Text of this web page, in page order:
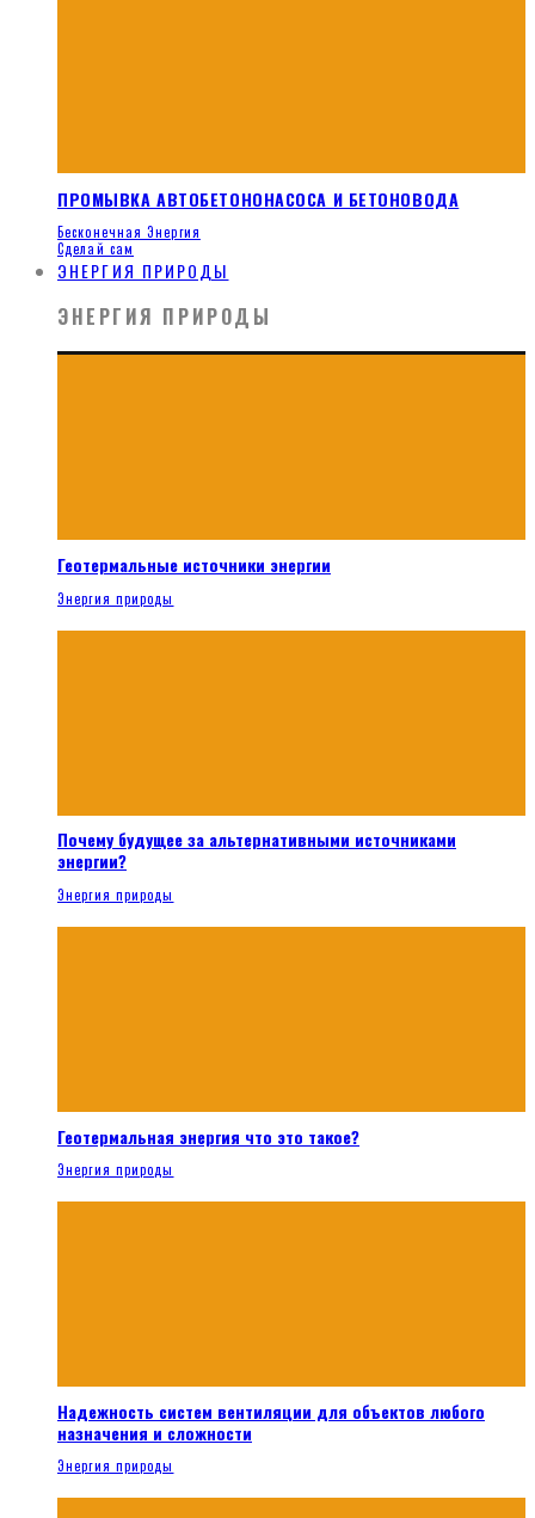
ПРОМЫВКА АВТОБЕТОНОНАСОСА И БЕТОНОВОДА
Бесконечная Энергия
Сделай сам
ЭНЕРГИЯ ПРИРОДЫ
ЭНЕРГИЯ ПРИРОДЫ
Геотермальные источники энергии
Энергия природы
Почему будущее за альтернативными источниками
энергии?
Энергия природы
Геотермальная энергия что это такое?
Энергия природы
Надежность систем вентиляции для объектов любого
назначения и сложности
Энергия природы